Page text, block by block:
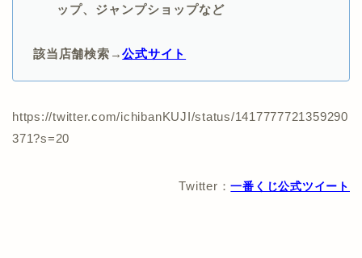
ップ、ジャンプショップなど
該当店舗検索→公式サイト
https://twitter.com/ichibanKUJI/status/1417777721359290
371?s=20
Twitter：一番くじ公式ツイート